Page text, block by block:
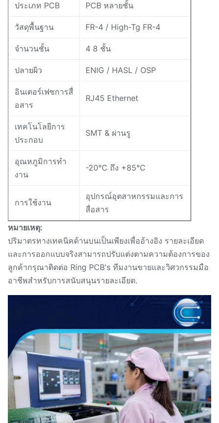
ประเภท PCB PCB หลายชั้น
วัสดุพื้นฐาน FR-4 / High-Tg FR-4
จํานวนชั้น 4 8 ชั้น
ปลายผิว ENIG / HASL / OSP
อินเตอร์เฟซการสื่
อสาร
RJ45 Ethernet
เทคโนโลยีการ
ประกอบ
SMT & ผ่านรู
อุณหภูมิการทํา
งาน
-20°C ถึง +85°C
การใช้งาน
อุปกรณ์อุตสาหกรรมและการ
สื่อสาร
หมายเหตุ:
ปริมาตรทางเทคนิคด้านบนเป็นเพียงเพื่ออ้างอิง รายละเอียด
และการออกแบบจริงสามารถปรับแต่งตามความต้องการของ
ลูกค้ากรุณาติดต่อ Ring PCB's ทีมงานขายและวิศวกรรมมือ
อาชีพสําหรับการสนับสนุนรายละเอียด.